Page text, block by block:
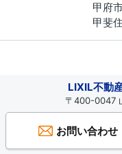
甲府
甲斐
LIXIL不動
〒400-0047
お問い合わせ